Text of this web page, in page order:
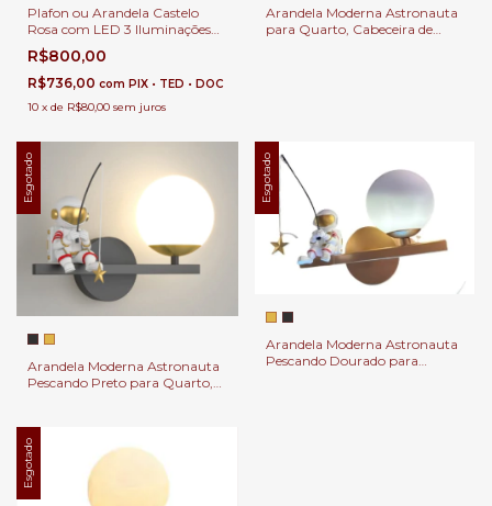
Plafon ou Arandela Castelo
Rosa com LED 3 Iluminações
para Quarto de Menina,
Cabeceira de Cama, Quarto e
Corredor
R$800,00
R$736,00 com PIX • TED • DOC
10 x de R$80,00 sem juros
Arandela Moderna Astronauta
para Quarto, Cabeceira de
Esgotado
Arandela Moderna Astronauta
Pescando Preto para Quarto,
Esgotado
Arandela Moderna Astronauta
Pescando Dourado para
Esgotado